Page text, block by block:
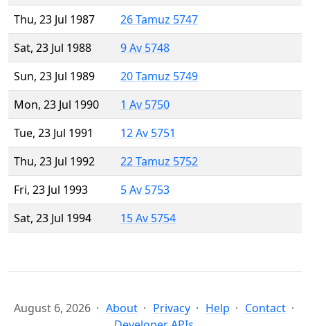
Thu, 23 Jul 1987
26 Tamuz 5747
Sat, 23 Jul 1988
9 Av 5748
Sun, 23 Jul 1989
20 Tamuz 5749
Mon, 23 Jul 1990
1 Av 5750
Tue, 23 Jul 1991
12 Av 5751
Thu, 23 Jul 1992
22 Tamuz 5752
Fri, 23 Jul 1993
5 Av 5753
Sat, 23 Jul 1994
15 Av 5754
August 6, 2026 About Privacy Help
Contact